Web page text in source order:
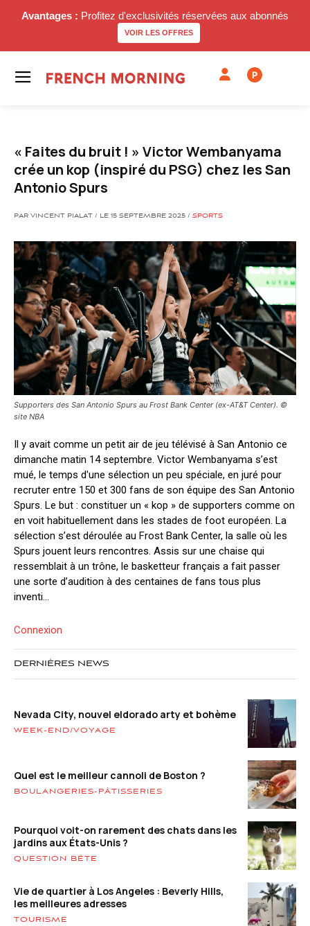
Avantages : Profitez d'exclusivités réservées aux abonnés
VOIR LES OFFRES
P
« Faites du bruit ! » Victor Wembanyama
crée un kop (inspiré du PSG) chez les San
Antonio Spurs
PAR VINCENT PIALAT / LE 15 SEPTEMBRE 2025 / SPORTS
Supporters des San Antonio Spurs au Frost Bank Center (ex-AT&T Center). ©
site NBA
Il y avait comme un petit air de jeu télévisé à San Antonio ce
dimanche matin 14 septembre. Victor Wembanyama s’est
mué, le temps d'une sélection un peu spéciale, en juré pour
recruter entre 150 et 300 fans de son équipe des San Antonio
Spurs. Le but : constituer un « kop » de supporters comme on
en voit habituellement dans les stades de foot européen. La
sélection s’est déroulée au Frost Bank Center, la salle où les
Spurs jouent leurs rencontres. Assis sur une chaise qui
ressemblait à un trône, le basketteur français a fait passer
une sorte d’audition à des centaines de fans tous plus
inventi...
Connexion
DERNIÈRES NEWS
Nevada City, nouvel eldorado arty et bohème
WEEK-END/VOYAGE
Quel est le meilleur cannoli de Boston ?
BOULANGERIES-PÂTISSERIES
Pourquoi voit-on rarement des chats dans les
jardins aux États-Unis ?
QUESTION BÊTE
Vie de quartier à Los Angeles : Beverly Hills,
les meilleures adresses
TOURISME